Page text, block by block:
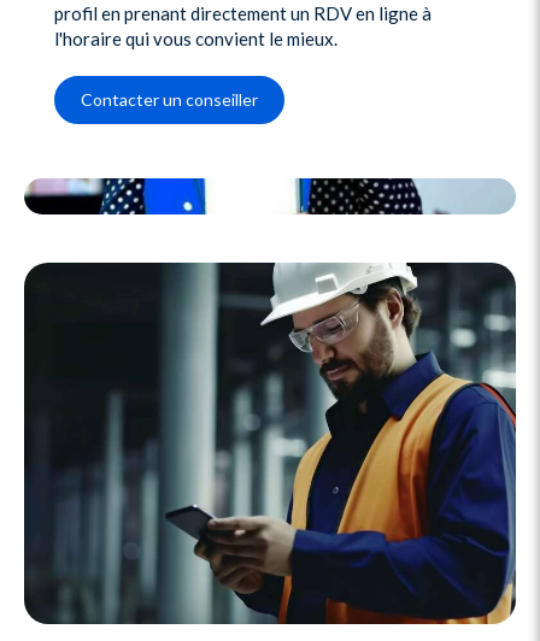
profil en prenant directement un RDV en ligne à
l'horaire qui vous convient le mieux.
Contacter un conseiller